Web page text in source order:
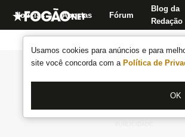
Usamos cookies para anúncios e para
site você concorda com a Política de
OK
Notícias Apostas Fórum
Blog da
Redação